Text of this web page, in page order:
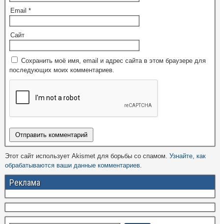
Email *
Сайт
Сохранить моё имя, email и адрес сайта в этом браузере для
последующих моих комментариев.
Этот сайт использует Akismet для борьбы со спамом. Узнайте, как
обрабатываются ваши данные комментариев.
Реклама